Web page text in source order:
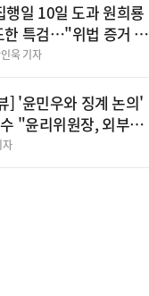
행일 10일 도과 원희룡
한 특검…"위법 증거 수
욱 기자
] '윤민우와 징계 논의'
"윤리위원장, 외부와
위"